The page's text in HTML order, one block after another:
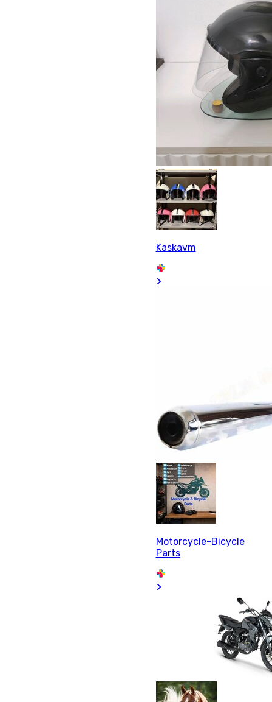
Kaskavm
Motorcycle-Bicycle
Parts